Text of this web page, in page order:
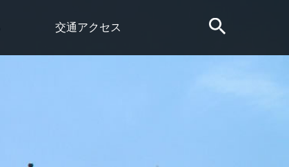
交通アクセス